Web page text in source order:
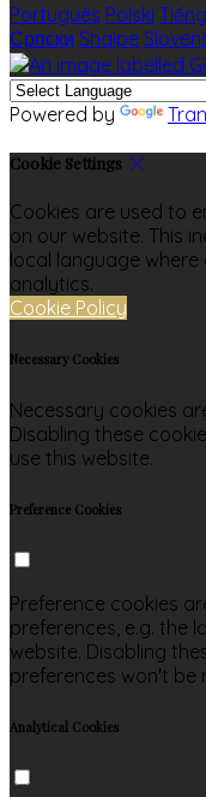
Português Polski
Српски Shqipe
Powered by
Cookie Settings
Cookies are used to
on our website. This
local language
analytics.
Cookie Policy
Necessary Cookies
Necessary cookies
Disabling these
use this website.
Preference Cookies
Preference cookies
preferences, e.g. the
website. Disabling
preferences won't be
Analytical Cookies